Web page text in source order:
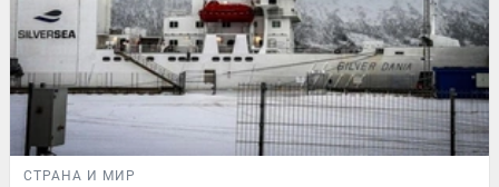
СТРАНА И МИР